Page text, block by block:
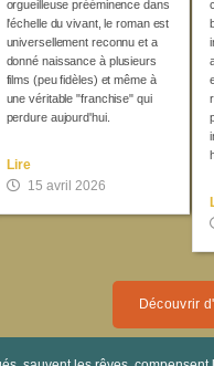
orgueilleuse prééminence dans
l'échelle du vivant, le roman est
universellement reconnu et a
donné naissance à plusieurs
films (peu fidèles) et même à
une véritable "franchise" qui
perdure aujourd'hui.
Lire
15 avril 2026
Découvrir